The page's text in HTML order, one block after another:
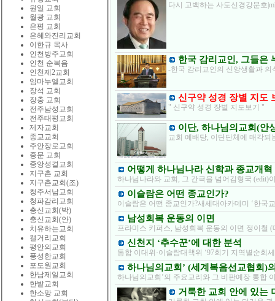
원일 교회
월광 교회
은평 교회
은혜와진리교회
이한규 목사
인천방주교회
인천 순복음
인천제2교회
임마누엘교회
장석 교회
장충 교회
전주남성교회
전주태평교회
제자교회
종교교회
주안장로교회
중문 교회
중앙성결교회
지구촌 교회
지구촌교회(조)
청주서남교회
청파감리교회
충신교회(박)
충신교회(안)
치유하는교회
캘거리교회
평안의교회
풍성한교회
포도원교회
한남제일교회
한밭교회
한소망 교회
다시 고백하는 사도신경강문호
한국 감리교인, 그들은
-한국 감리교인의 신앙생활과
신구약 성경 장별 지도
" 신구약 성경 장별 지도보기 "
이단, 하나님의교회(안
교회 예배당, 이단단체에 매각
어떻게 하나님나라 신학과 종교개
하나님나라와 교회, 그 간극을 넘어김형국 (edit)
이슬람은 어떤 종교인가?
이슬람은 어떤 종교인가?새세대아카데미 ‘한국
남성회복 운동의 이면
프라미스 키퍼스, 남성회복 운동의 이면 정이철
신천지 ‘추수꾼’에 대한 분석
통합 이대위·이슬람대책위 ‘97회기 지역별순회
하나님의교회’ (세계복음선교협회)
하나님의교회’의 주요교리와 그 비판예장 통합
거룩한 교회 안에 있는